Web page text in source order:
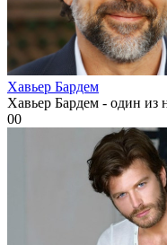
Хавьер Бардем
Хавьер Бардем - один из
00